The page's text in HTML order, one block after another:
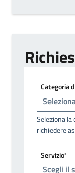
Categoria
Seleziona la
richiedere
Servizio*